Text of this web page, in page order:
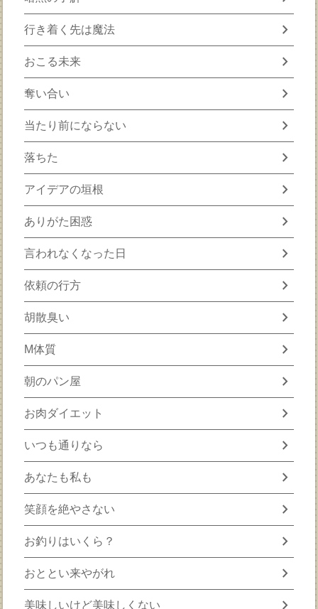
行き着く先は魔法 chevron_right
おこる未来 chevron_right
奪い合い chevron_right
当たり前にならない chevron_right
落ちた chevron_right
アイデアの垣根 chevron_right
ありがた困惑 chevron_right
言われなくなった日 chevron_right
依頼の行方 chevron_right
胡散臭い chevron_right
M体質 chevron_right
朝のパン屋 chevron_right
お肉ダイエット chevron_right
いつも通りなら chevron_right
あなたも私も chevron_right
笑顔を絶やさない chevron_right
お釣りはいくら？ chevron_right
おととい来やがれ chevron_right
美味しいけど美味しくない